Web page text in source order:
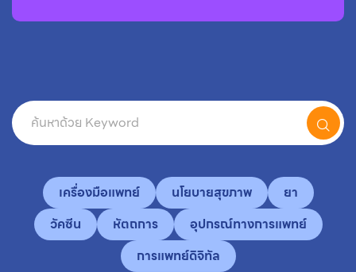
เครื่องมือแพทย์ นโยบายสุขภาพ
ยา
วัคซีน
หัตถการ
อุปกรณ์ทางการแพทย์
การแพทย์ดิจิทัล